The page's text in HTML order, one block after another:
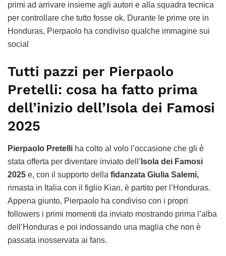
primi ad arrivare insieme agli autori e alla squadra tecnica
per controllare che tutto fosse ok. Durante le prime ore in
Honduras, Pierpaolo ha condiviso qualche immagine sui
social
Tutti pazzi per Pierpaolo
Pretelli: cosa ha fatto prima
dell’inizio dell’Isola dei Famosi
2025
Pierpaolo Pretelli ha colto al volo l’occasione che gli è
stata offerta per diventare inviato dell’ Isola dei Famosi
2025 e, con il supporto della fidanzata Giulia Salemi,
rimasta in Italia con il figlio Kian, è partito per l’Honduras.
Appena giunto, Pierpaolo ha condiviso con i propri
followers i primi momenti da inviato mostrando prima l’alba
dell’Honduras e poi indossando una maglia che non è
passata inosservata ai fans.